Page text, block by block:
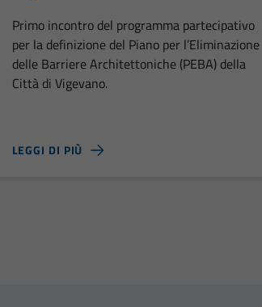
Primo incontro del programma partecipativo
per la definizione del Piano per l’Eliminazione
delle Barriere Architettoniche (PEBA) della
Città di Vigevano.
LEGGI DI PIÙ